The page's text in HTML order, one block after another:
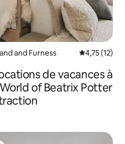
and Furness Évaluation
4,75 (12)
de vacances à
of Beatrix Potter